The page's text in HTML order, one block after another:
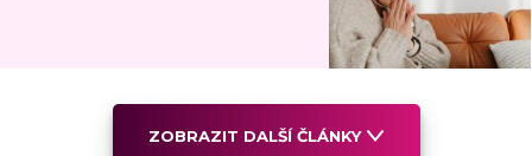
ZOBRAZIT DALŠÍ ČLÁNKY